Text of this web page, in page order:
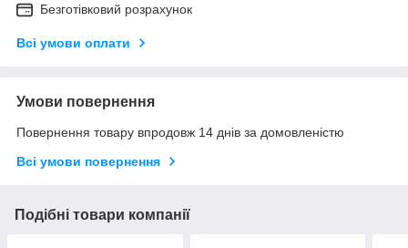
Безготівковий розрахунок
Всі умови оплати
Умови повернення
Повернення товару впродовж 14 днів за домовленістю
Всі умови повернення
Подібні товари компанії